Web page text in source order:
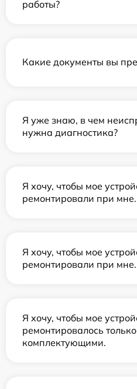
работы?
Какие документы вы
Я уже знаю, в чем
нужна диагностика?
Я хочу, чтобы мое
ремонтировали при мне.
Я хочу, чтобы мое
ремонтировали при мне.
Я хочу, чтобы мое
ремонтировалось
комплектующими.